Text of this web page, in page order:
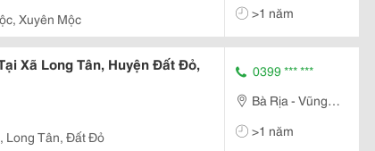
Xuyên Mộc >1 năm
Xã Long Tân, Huyện Đất Đỏ,
Long Tân, Đất Đỏ
0399 *** ***
Bà Rịa - Vũng
>1 năm